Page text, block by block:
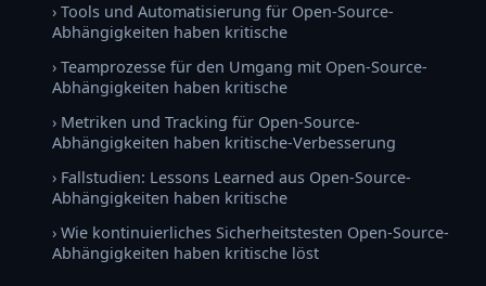
› Tools und Automatisierung für Open-Source-
Abhängigkeiten haben kritische
› Teamprozesse für den Umgang mit Open-Source-
Abhängigkeiten haben kritische
› Metriken und Tracking für Open-Source-
Abhängigkeiten haben kritische-Verbesserung
› Fallstudien: Lessons Learned aus Open-Source-
Abhängigkeiten haben kritische
› Wie kontinuierliches Sicherheitstesten Open-Source-
Abhängigkeiten haben kritische löst